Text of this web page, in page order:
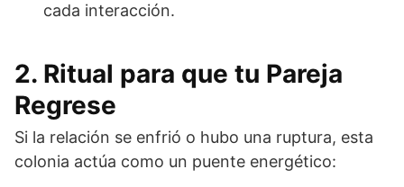
cada interacción.
2. Ritual para que tu Pareja
Regrese
Si la relación se enfrió o hubo una ruptura, esta
colonia actúa como un puente energético: